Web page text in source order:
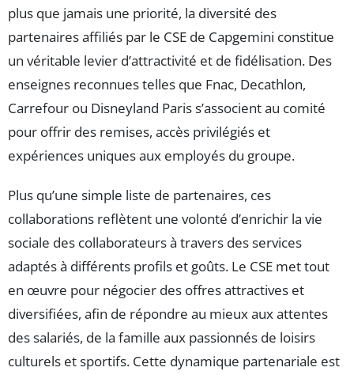
plus que jamais une priorité, la diversité des
partenaires affiliés par le CSE de Capgemini constitue
un véritable levier d’attractivité et de fidélisation. Des
enseignes reconnues telles que Fnac, Decathlon,
Carrefour ou Disneyland Paris s’associent au comité
pour offrir des remises, accès privilégiés et
expériences uniques aux employés du groupe.
Plus qu’une simple liste de partenaires, ces
collaborations reflètent une volonté d’enrichir la vie
sociale des collaborateurs à travers des services
adaptés à différents profils et goûts. Le CSE met tout
en œuvre pour négocier des offres attractives et
diversifiées, afin de répondre au mieux aux attentes
des salariés, de la famille aux passionnés de loisirs
culturels et sportifs. Cette dynamique partenariale est